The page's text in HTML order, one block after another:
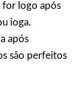
for logo após
ioga.
após
são perfeitos